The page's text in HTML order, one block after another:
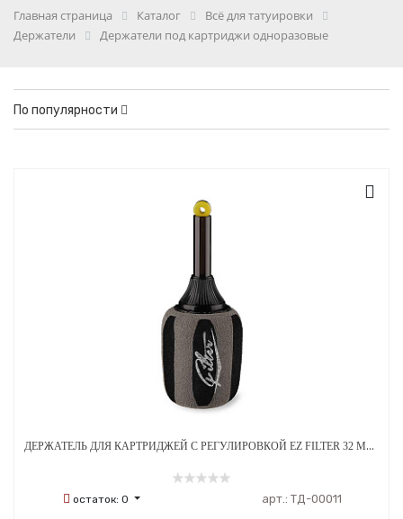
Главная страница Каталог
Всё для татуировки
Держатели
Держатели под картриджи одноразовые
По популярности
ДЕРЖАТЕЛЬ ДЛЯ КАРТРИДЖЕЙ С РЕГУЛИРОВКОЙ EZ FILTER 32 ММ ОДНОРАЗОВЫЙ СТЕРИЛЬНЫЙ СЕРО-ЧЕРНЫЙ
остаток: 0 арт.: ТД-00011